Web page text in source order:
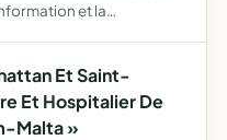
et la
Et Saint-
Et Hospitalier De
Malta »